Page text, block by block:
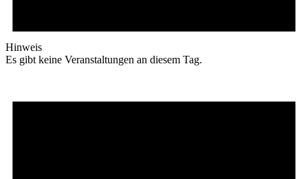
Hinweis
Es gibt keine Veranstaltungen an diesem Tag.